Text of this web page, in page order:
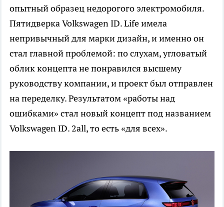
опытный образец недорогого электромобиля.
Пятидверка Volkswagen ID. Life имела
непривычный для марки дизайн, и именно он
стал главной проблемой: по слухам, угловатый
облик концепта не понравился высшему
руководству компании, и проект был отправлен
на переделку. Результатом «работы над
ошибками» стал новый концепт под названием
Volkswagen ID. 2all, то есть «для всех».